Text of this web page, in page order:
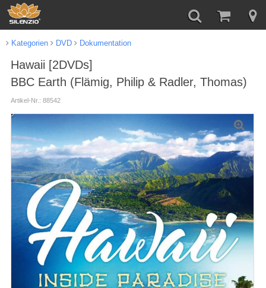
Kategorien DVD Dokumentation
Hawaii [2DVDs]
BBC Earth (Flämig, Philip & Radler, Thomas)
Artikel-Nr.: 88542